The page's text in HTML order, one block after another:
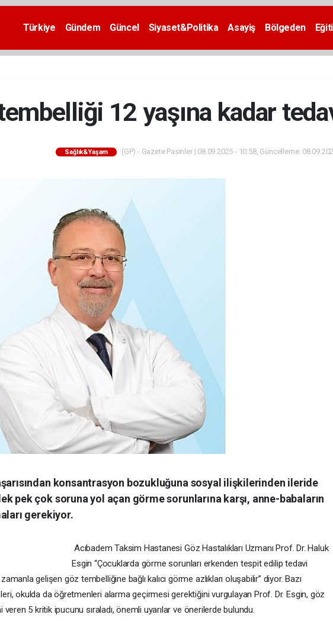
Türkiye Gündem Güncel Siyaset&Politika Asayiş Bölgeden
12 yaşına kadar
Sağlık&Yaşam (GP) - Gazete Pasinler | 08.09.2025 - 10:58, Güncelleme:
konsantrasyon bozukluğuna sosyal ilişkilerinden ileride
pek çok soruna yol açan görme sorunlarına karşı, anne-babaların
gerekiyor.
Acıbadem Taksim Hastanesi Göz Hastalıkları Uzmanı Prof. Dr. Haluk
Esgin “Çocuklarda görme sorunları erkenden tespit edilip tedavi
gelişen göz tembelliğine bağlı kalıcı görme azlıkları oluşabilir” diyor. Bazı
okulda da öğretmenleri alarma geçirmesi gerektiğini vurgulayan Prof. Dr. Esgin, göz
veren 5 kritik ipucunu sıraladı, önemli uyarılar ve önerilerde bulundu.